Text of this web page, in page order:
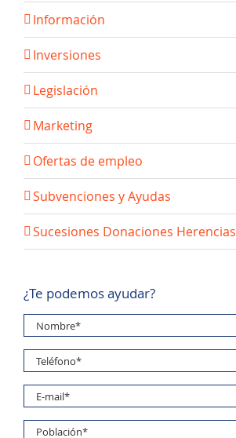
Información
Inversiones
Legislación
Marketing
Ofertas de empleo
Subvenciones y Ayudas
Sucesiones Donaciones Herencias
¿Te podemos ayudar?